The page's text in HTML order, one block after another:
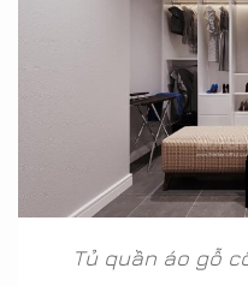
Tủ quần áo gỗ